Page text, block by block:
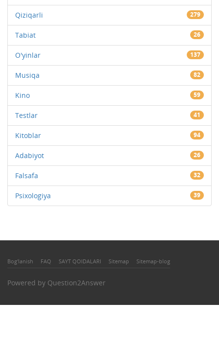
Qiziqarli 279
Tabiat 26
O'yinlar 137
Musiqa 82
Kino 59
Testlar 41
Kitoblar 94
Adabiyot 26
Falsafa 32
Psixologiya 39
Bog'lanish FAQ SAYT QOIDALARI Sitemap Sitemap-blog
Powered by Question2Answer